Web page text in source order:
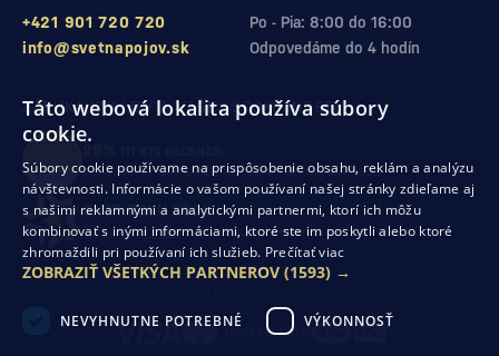
Po - Pia: 8:00 do 16:00
+421 901 720 720
Odpovedáme do 4 hodín
info@svetnapojov.sk
ZÁRUKA KVALITY A VAŠEJ SPOKOJNOSTI
zákazníkov odporúča nákup v našom obchode
SHOP ROKU 2024
10. rok po sebesme získali ocenenie od Heureka
Odstúpenie od zmluvy
Táto webová lokalita používa súbory
cookie.
Súbory cookie používame na prispôsobenie obsahu, reklám a analýzu
návštevnosti. Informácie o vašom používaní našej stránky zdieľame aj
s našimi reklamnými a analytickými partnermi, ktorí ich môžu
kombinovať s inými informáciami, ktoré ste im poskytli alebo ktoré
zhromaždili pri používaní ich služieb. Prečítať viac
ZOBRAZIŤ VŠETKÝCH PARTNEROV (1593) →
NEVYHNUTNE POTREBNÉ VÝKONNOSŤ